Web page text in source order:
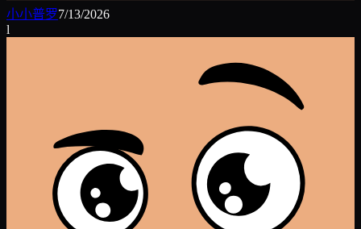
小小普罗7/13/2026
l